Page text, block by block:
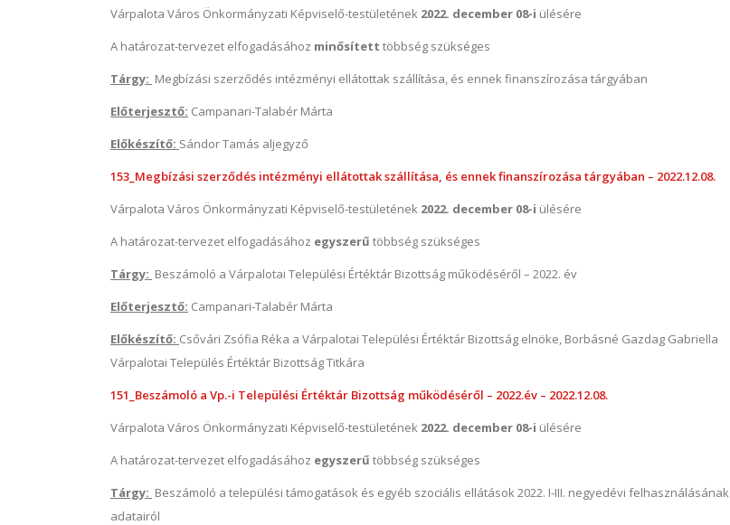
Várpalota Város Önkormányzati Képviselő-testületének 2022. december 08-i ülésére
A határozat-tervezet elfogadásához minősített többség szükséges
Tárgy: Megbízási szerződés intézményi ellátottak szállítása, és ennek finanszírozása tárgyában
Előterjesztő: Campanari-Talabér Márta
Előkészítő: Sándor Tamás aljegyző
153_Megbízási szerződés intézményi ellátottak szállítása, és ennek finanszírozása tárgyában – 2022.12.08.
Várpalota Város Önkormányzati Képviselő-testületének 2022. december 08-i ülésére
A határozat-tervezet elfogadásához egyszerű többség szükséges
Tárgy: Beszámoló a Várpalotai Települési Értéktár Bizottság működéséről – 2022. év
Előterjesztő: Campanari-Talabér Márta
Előkészítő: Csővári Zsófia Réka a Várpalotai Települési Értéktár Bizottság elnöke, Borbásné Gazdag Gabriella
Várpalotai Település Értéktár Bizottság Titkára
151_Beszámoló a Vp.-i Települési Értéktár Bizottság működéséről – 2022.év – 2022.12.08.
Várpalota Város Önkormányzati Képviselő-testületének 2022. december 08-i ülésére
A határozat-tervezet elfogadásához egyszerű többség szükséges
Tárgy: Beszámoló a települési támogatások és egyéb szociális ellátások 2022. I-III. negyedévi felhasználásának
adatairól